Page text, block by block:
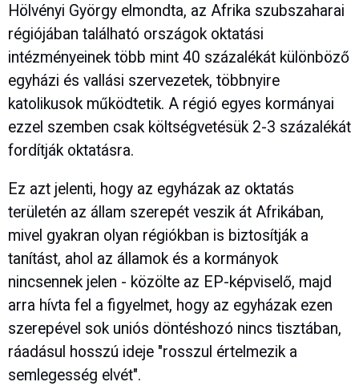
Hölvényi György elmondta, az Afrika szubszaharai
régiójában található országok oktatási
intézményeinek több mint 40 százalékát különböző
egyházi és vallási szervezetek, többnyire
katolikusok működtetik. A régió egyes kormányai
ezzel szemben csak költségvetésük 2-3 százalékát
fordítják oktatásra.
Ez azt jelenti, hogy az egyházak az oktatás
területén az állam szerepét veszik át Afrikában,
mivel gyakran olyan régiókban is biztosítják a
tanítást, ahol az államok és a kormányok
nincsennek jelen - közölte az EP-képviselő, majd
arra hívta fel a figyelmet, hogy az egyházak ezen
szerepével sok uniós döntéshozó nincs tisztában,
ráadásul hosszú ideje "rosszul értelmezik a
semlegesség elvét".